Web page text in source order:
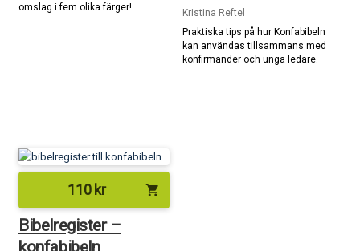
omslag i fem olika färger!
Kristina Reftel
Praktiska tips på hur Konfabibeln
kan användas tillsammans med
konfirmander och unga ledare.
110kr shopping_cart
Bibelregister –
konfabibeln